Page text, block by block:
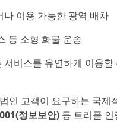
나 이용 가능한 광역 배차
등 소형 화물 운송
비스를 유연하게 이용
인 고객이 요구하는 국제
정보보안) 등 트리플